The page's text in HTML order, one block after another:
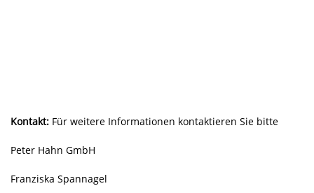
Kontakt: Für weitere Informationen kontaktieren Sie bitte
Peter Hahn GmbH
Franziska Spannagel